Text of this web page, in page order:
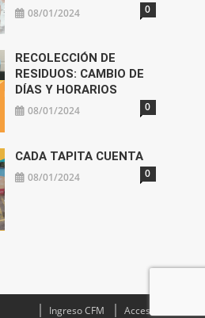
08/01/2024 0
RECOLECCIÓN DE
RESIDUOS: CAMBIO DE
DÍAS Y HORARIOS
08/01/2024 0
CADA TAPITA CUENTA
08/01/2024 0
Ingreso CFM Acceso